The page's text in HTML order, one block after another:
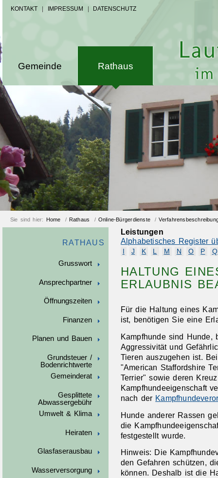
KONTAKT IMPRESSUM DATENSCHUTZ
Gemeinde Rathaus
Sie sind hier: Home / Rathaus / Online-Bürgerdienste /
RATHAUS
Grusswort
Ansprechpartner
Öffnungszeiten
Finanzen
Planen und Bauen
Grundsteuer /
Bodenrichtwerte
Gemeinderat
Gesplittete
Abwassergebühr
Umwelt & Klima
Heiraten
Glasfaserausbau
Wasserversorgung
Leistungen
Alphabetisches Register
J K L M N O P Q
HALTUNG
ERLAUBNIS
Für die Haltung eines
ist, benötigen Sie eine
Kampfhunde sind Hunde,
Aggressivität und
Tieren auszugehen ist.
"American Staffordshire
Terrier" sowie deren
Kampfhundeeigenschaft
nach der
Hunde anderer Rassen
die
festgestellt wurde.
Hinweis: Die
den Gefahren schützen,
können. Deshalb ist die